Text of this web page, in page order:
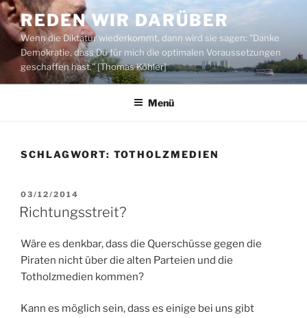
Zum
Inhalt
springen
REDEN WIR DARÜBER
Wenn die Diktatur wiederkommt, dann wird sie sagen: "Danke
Demokratie, dass Du für mich die optimalen Voraussetzungen
geschaffen hast." [Thomas Köhler]
Menü
SCHLAGWORT: TOTHOLZMEDIEN
VERÖFFENTLICHT
AM
03/12/2014
Richtungsstreit?
Wäre es denkbar, dass die Querschüsse gegen die
Piraten nicht über die alten Parteien und die
Totholzmedien kommen?
Kann es möglich sein, dass es einige bei uns gibt